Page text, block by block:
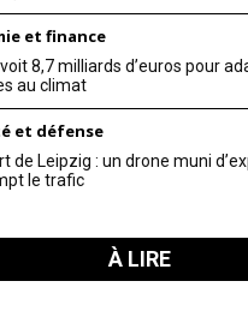
et finance
8,7 milliards d’euros pour
au climat
et défense
de Leipzig : un drone muni
le trafic
À LIRE